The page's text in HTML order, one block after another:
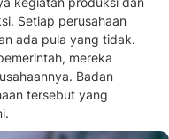
Setiap perusahaan
ada pula yang tidak.
mereka
Badan
tersebut yang